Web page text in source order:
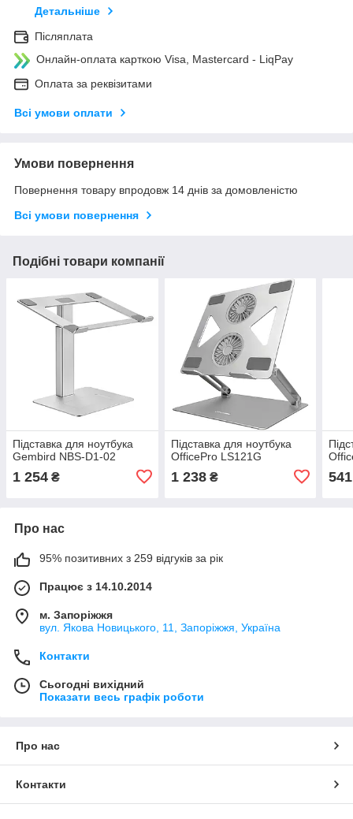
Детальніше
Післяплата
Онлайн-оплата карткою Visa, Mastercard - LiqPay
Оплата за реквізитами
Всі умови оплати
Умови повернення
Повернення товару впродовж 14 днів за домовленістю
Всі умови повернення
Подібні товари компанії
Підставка для ноутбука
Gembird NBS-D1-02
1 254 ₴
Підставка для ноутбука
OfficePro LS121G
1 238₴ 541
Про нас
95% позитивних з 259 відгуків за рік
Працює з 14.10.2014
м. Запоріжжя
вул. Якова Новицького, 11, Запоріжжя, Україна
Контакти
Сьогодні вихідний
Показати весь графік роботи
Про нас
Контакти